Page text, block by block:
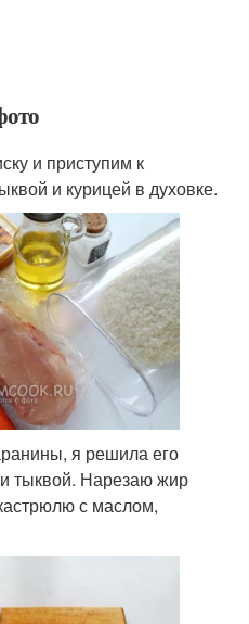
и приступим к
и курицей в духовке.
я решила его
и тыквой. Нарезаю жир
с маслом,